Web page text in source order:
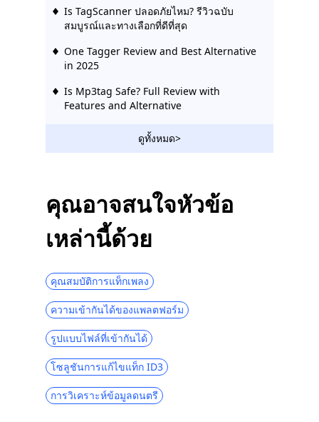
Is TagScanner ปลอดภัยไหม? รีวิวฉบับ
สมบูรณ์และทางเลือกที่ดีที่สุด
One Tagger Review and Best Alternative
in 2025
Is Mp3tag Safe? Full Review with
Features and Alternative
ดูทั้งหมด>
คุณอาจสนใจหัวข้อ
เหล่านี้ด้วย
คุณสมบัติการแท็กเพลง
ความเข้ากันได้ของแพลตฟอร์ม
รูปแบบไฟล์ที่เข้ากันได้
โซลูชันการแก้ไขแท็ก ID3
การวิเคราะห์ข้อมูลดนตรี